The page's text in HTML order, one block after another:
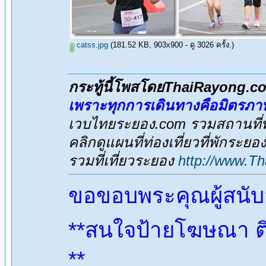
catss.jpg (181.52 KB, 903x900 - ดู 3026 ครั้ง.)
กระทู้นี้โพสโดย
เพราะทุกการเดินทางคือมิตรภา
เวบไทยระยอง.com รวมสถา
คลิกดูแผนที่ท่องเที่ยวที่พักระยอ
รวมที่เที่ยวระยอง http://
ขอขอบพระคุณผู้สนับ
**สนใจป้ายโฆษณา
**